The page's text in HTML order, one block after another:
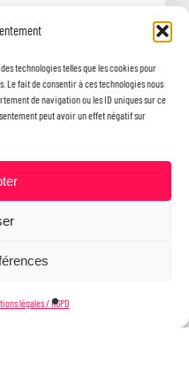
technologies telles que les cookies pour
fait de consentir à ces technologies nous
de navigation ou les ID uniques sur ce
peut avoir un effet négatif sur
légales / RGPD
2026 – le bilan